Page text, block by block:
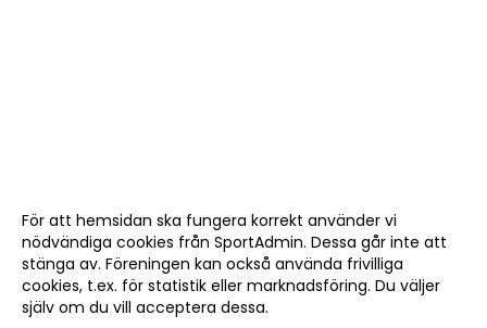
För att hemsidan ska fungera korrekt använder vi
nödvändiga cookies från SportAdmin. Dessa går inte att
stänga av. Föreningen kan också använda frivilliga
cookies, t.ex. för statistik eller marknadsföring. Du väljer
själv om du vill acceptera dessa.